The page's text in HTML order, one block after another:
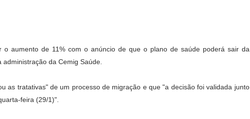
o aumento de 11% com o anúncio de que o plano de saúde poderá sair da
da Cemig Saúde.
as tratativas" de um processo de migração e que "a decisão foi validada junto
feira (29/1)".